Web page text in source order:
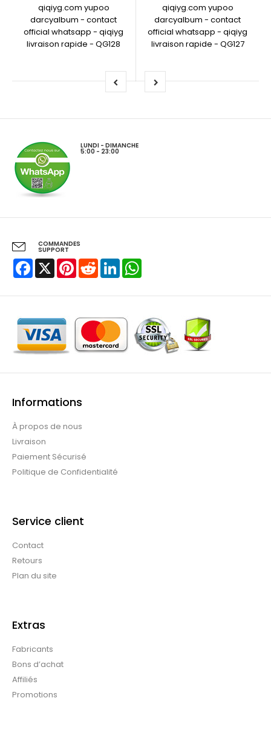
qiqiyg.com yupoo
darcyalbum - contact
official whatsapp - qiqiyg
livraison rapide - QG128
qiqiyg.com yupoo
darcyalbum - contact
official whatsapp - qiqiyg
livraison rapide - QG127
LUNDI - DIMANCHE
5:00 - 23:00
COMMANDES
SUPPORT
Facebook
X PinterestRedditLinkedIn
Informations
À propos de nous
Livraison
Paiement Sécurisé
Politique de Confidentialité
Service client
Contact
Retours
Plan du site
Extras
Fabricants
Bons d’achat
Affiliés
Promotions